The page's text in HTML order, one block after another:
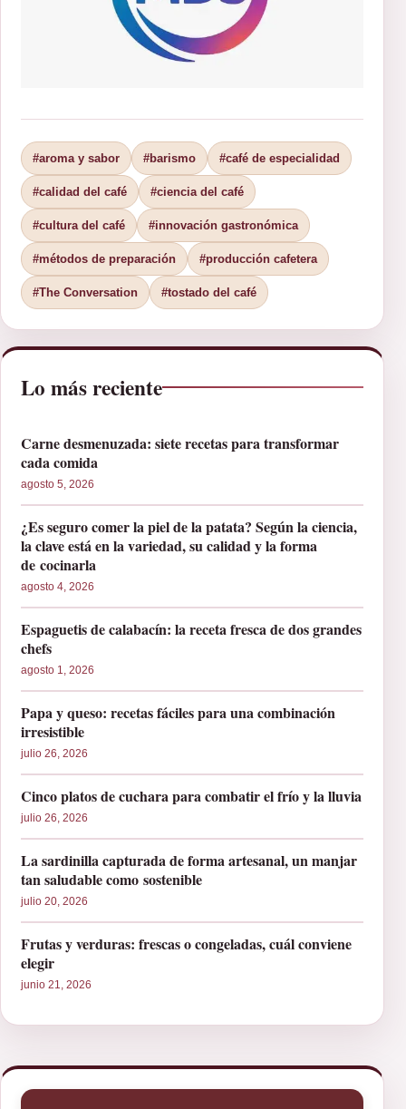
#aroma y sabor #barismo #café de especialidad
#calidad del café #ciencia del café
#cultura del café #innovación gastronómica
#métodos de preparación #producción cafetera
#The Conversation #tostado del café
Lo más reciente
Carne desmenuzada: siete recetas para transformar
cada comida
agosto 5, 2026
¿Es seguro comer la piel de la patata? Según la ciencia,
la clave está en la variedad, su calidad y la forma
de cocinarla
agosto 4, 2026
Espaguetis de calabacín: la receta fresca de dos grandes
chefs
agosto 1, 2026
Papa y queso: recetas fáciles para una combinación
irresistible
julio 26, 2026
Cinco platos de cuchara para combatir el frío y la lluvia
julio 26, 2026
La sardinilla capturada de forma artesanal, un manjar
tan saludable como sostenible
julio 20, 2026
Frutas y verduras: frescas o congeladas, cuál conviene
elegir
junio 21, 2026